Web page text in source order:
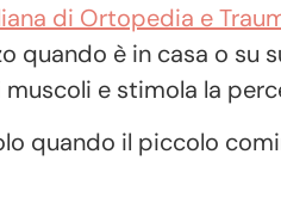
di Ortopedia e
quando è in casa o su
e stimola la
quando il piccolo